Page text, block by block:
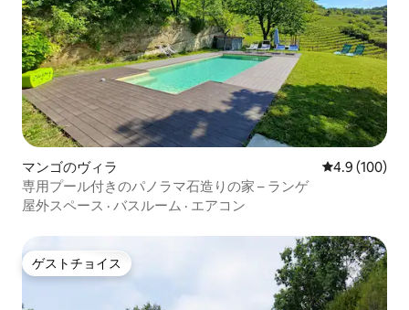
マンゴのヴィラ レビュー100
4.9 (100)
専用プール付きのパノラマ石造りの家 – ランゲ
屋外スペース · バスルーム · エアコン
ゲストチョイス
ゲストチョイス